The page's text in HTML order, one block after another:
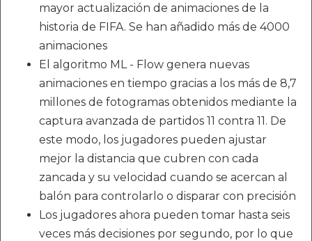
mayor actualización de animaciones de la
historia de FIFA. Se han añadido más de 4000
animaciones
El algoritmo ML - Flow genera nuevas
animaciones en tiempo gracias a los más de 8,7
millones de fotogramas obtenidos mediante la
captura avanzada de partidos 11 contra 11. De
este modo, los jugadores pueden ajustar
mejor la distancia que cubren con cada
zancada y su velocidad cuando se acercan al
balón para controlarlo o disparar con precisión
Los jugadores ahora pueden tomar hasta seis
veces más decisiones por segundo, por lo que